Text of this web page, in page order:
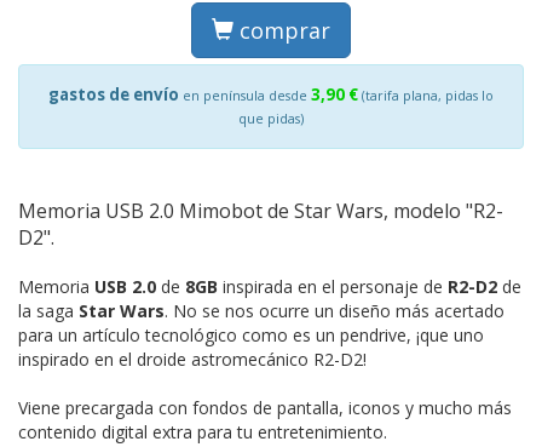
comprar
gastos de envío en península desde 3,90 € (tarifa plana, pidas lo
que pidas)
Memoria USB 2.0 Mimobot de Star Wars, modelo "R2-
D2".
Memoria USB 2.0 de 8GB inspirada en el personaje de R2-D2 de
la saga Star Wars. No se nos ocurre un diseño más acertado
para un artículo tecnológico como es un pendrive, ¡que uno
inspirado en el droide astromecánico R2-D2!
Viene precargada con fondos de pantalla, iconos y mucho más
contenido digital extra para tu entretenimiento.